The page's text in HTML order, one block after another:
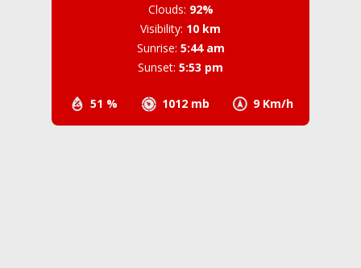
51 % 1012 mb 9 Km/h
Clouds: 92%
Visibility: 10 km
Sunrise: 5:44 am
Sunset: 5:53 pm